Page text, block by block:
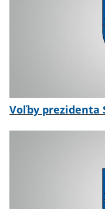
Voľby prezidenta